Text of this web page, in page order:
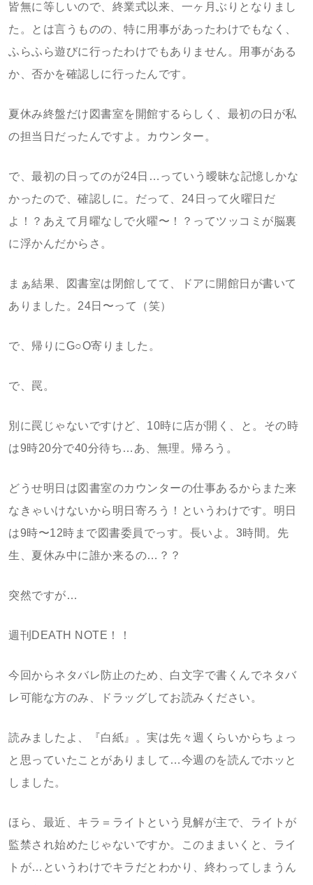
皆無に等しいので、終業式以来、一ヶ月ぶりとなりまし
た。とは言うものの、特に用事があったわけでもなく、
ふらふら遊びに行ったわけでもありません。用事がある
か、否かを確認しに行ったんです。
夏休み終盤だけ図書室を開館するらしく、最初の日が私
の担当日だったんですよ。カウンター。
で、最初の日ってのが24日…っていう曖昧な記憶しかな
かったので、確認しに。だって、24日って火曜日だ
よ！？あえて月曜なしで火曜〜！？ってツッコミが脳裏
に浮かんだからさ。
まぁ結果、図書室は閉館してて、ドアに開館日が書いて
ありました。24日〜って（笑）
で、帰りにG○O寄りました。
で、罠。
別に罠じゃないですけど、10時に店が開く、と。その時
は9時20分で40分待ち…あ、無理。帰ろう。
どうせ明日は図書室のカウンターの仕事あるからまた来
なきゃいけないから明日寄ろう！というわけです。明日
は9時〜12時まで図書委員でっす。長いよ。3時間。先
生、夏休み中に誰か来るの…？？
突然ですが…
週刊DEATH NOTE！！
今回からネタバレ防止のため、白文字で書くんでネタバ
レ可能な方のみ、ドラッグしてお読みください。
読みましたよ、『白紙』。実は先々週くらいからちょっ
と思っていたことがありまして…今週のを読んでホッと
しました。
ほら、最近、キラ＝ライトという見解が主で、ライトが
監禁され始めたじゃないですか。このままいくと、ライ
トが…というわけでキラだとわかり、終わってしまうん